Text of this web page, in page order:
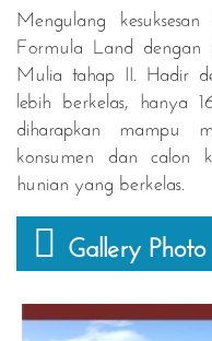
Mengulang
Formula Land dengan
Mulia tahap II. Hadir
lebih berkelas, hanya
diharapkan mampu
konsumen dan calon
hunian yang berkelas.
Gallery Photo